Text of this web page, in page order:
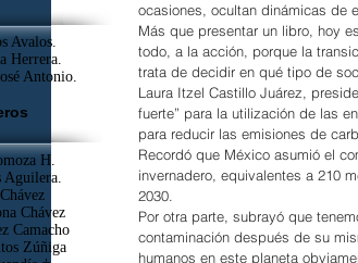
ocasiones, ocultan dinámicas de
Más que presentar un libro, hoy
todo, a la acción, porque la
trata de decidir en qué tipo de
Laura Itzel Castillo Juárez,
fuerte” para la utilización de las
para reducir las emisiones de
Recordó que México asumió el
invernadero, equivalentes a 210
2030.
Por otra parte, subrayó que
contaminación después de su
humanos en este planeta
Avalos.
Herrera.
Antonio.
H.
Aguilera.
Chávez
Camacho
Zúñiga